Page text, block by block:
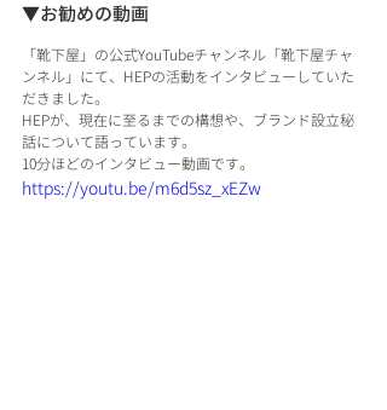
▼お勧めの動画
「靴下屋」の公式YouTubeチャンネル「靴下屋チャ
ンネル」にて、HEPの活動をインタビューしていた
だきました。
HEPが、現在に至るまでの構想や、ブランド設立秘
話について語っています。
10分ほどのインタビュー動画です。
https://youtu.be/m6d5sz_xEZw